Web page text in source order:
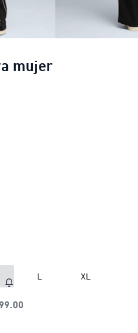
mujer
T7 para mujer
L XL